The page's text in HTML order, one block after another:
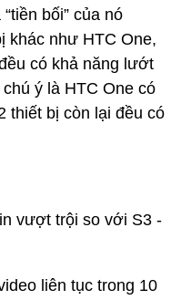
bối” của nó
khác như HTC One,
có khả năng lướt
ý là HTC One có
thiết bị còn lại đều có
liên tục trong 10